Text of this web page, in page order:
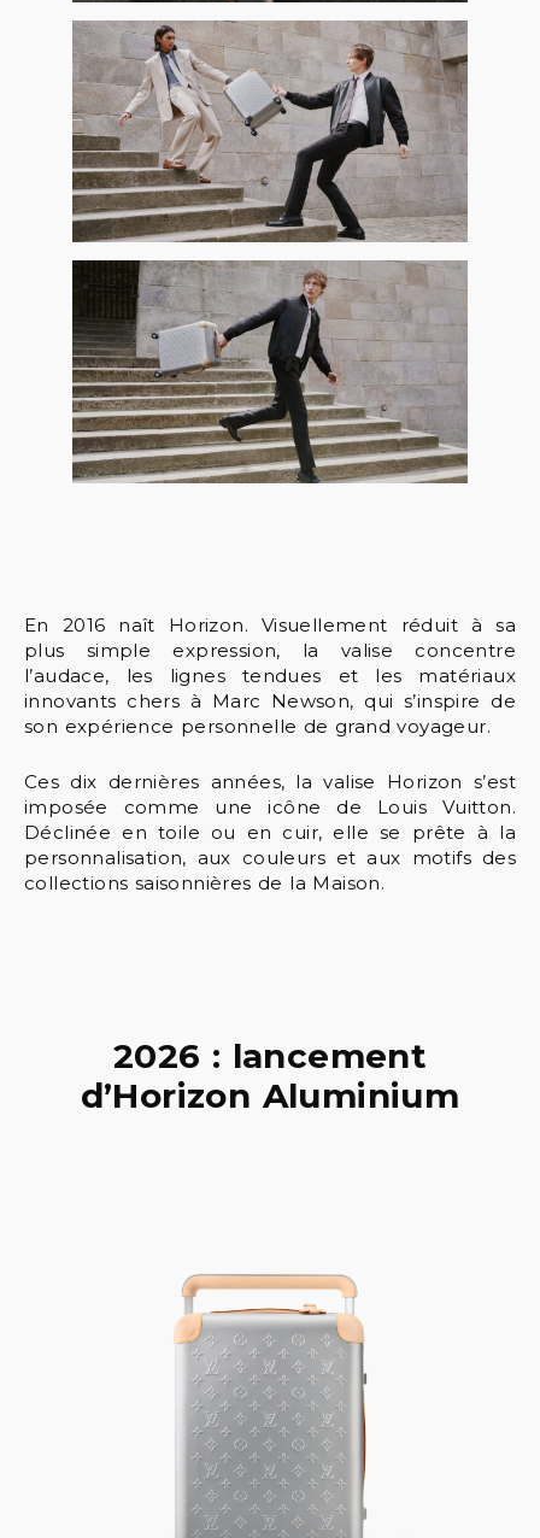
En 2016 naît Horizon. Visuellement réduit à sa
plus simple expression, la valise concentre
l’audace, les lignes tendues et les matériaux
innovants chers à Marc Newson, qui s’inspire de
son expérience personnelle de grand voyageur.
Ces dix dernières années, la valise Horizon s’est
imposée comme une icône de Louis Vuitton.
Déclinée en toile ou en cuir, elle se prête à la
personnalisation, aux couleurs et aux motifs des
collections saisonnières de la Maison.
2026 : lancement
d’Horizon Aluminium